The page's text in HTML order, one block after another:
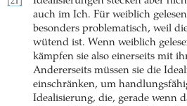
auch im Ich. Für weiblich
besonders problematisch, weil
wütend ist. Wenn weiblich
kämpfen sie also einerseits mit
Andererseits müssen sie die
einschränken, um
Idealisierung, die, gerade wenn